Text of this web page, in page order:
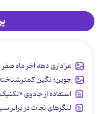
عزاداری دهه آخر ماه صفر
جوین؛ نگین
استفاده از جادوی
لنگرهای نجات در برابر